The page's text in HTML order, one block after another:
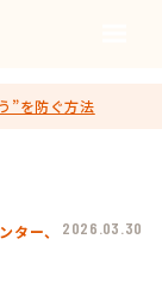
”を防ぐ方法
ター、
2026.03.30